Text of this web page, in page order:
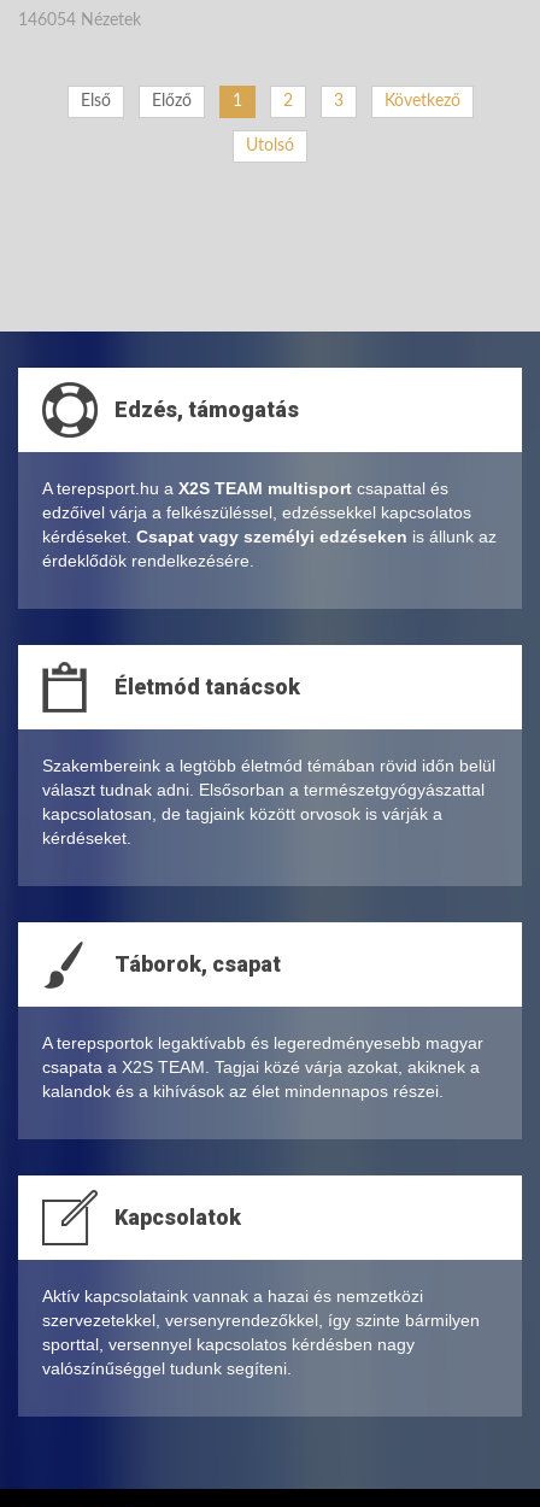
146054 Nézetek
Első Előző 1 2 3 Következő
Utolsó
Edzés, támogatás
A terepsport.hu a X2S TEAM multisport csapattal és
edzőivel várja a felkészüléssel, edzéssekkel kapcsolatos
kérdéseket. Csapat vagy személyi edzéseken is állunk az
érdeklődök rendelkezésére.
Életmód tanácsok
Szakembereink a legtöbb életmód témában rövid időn belül
választ tudnak adni. Elsősorban a természetgyógyászattal
kapcsolatosan, de tagjaink között orvosok is várják a
kérdéseket.
Táborok, csapat
A terepsportok legaktívabb és legeredményesebb magyar
csapata a X2S TEAM. Tagjai közé várja azokat, akiknek a
kalandok és a kihívások az élet mindennapos részei.
Kapcsolatok
Aktív kapcsolataink vannak a hazai és nemzetközi
szervezetekkel, versenyrendezőkkel, így szinte bármilyen
sporttal, versennyel kapcsolatos kérdésben nagy
valószínűséggel tudunk segíteni.